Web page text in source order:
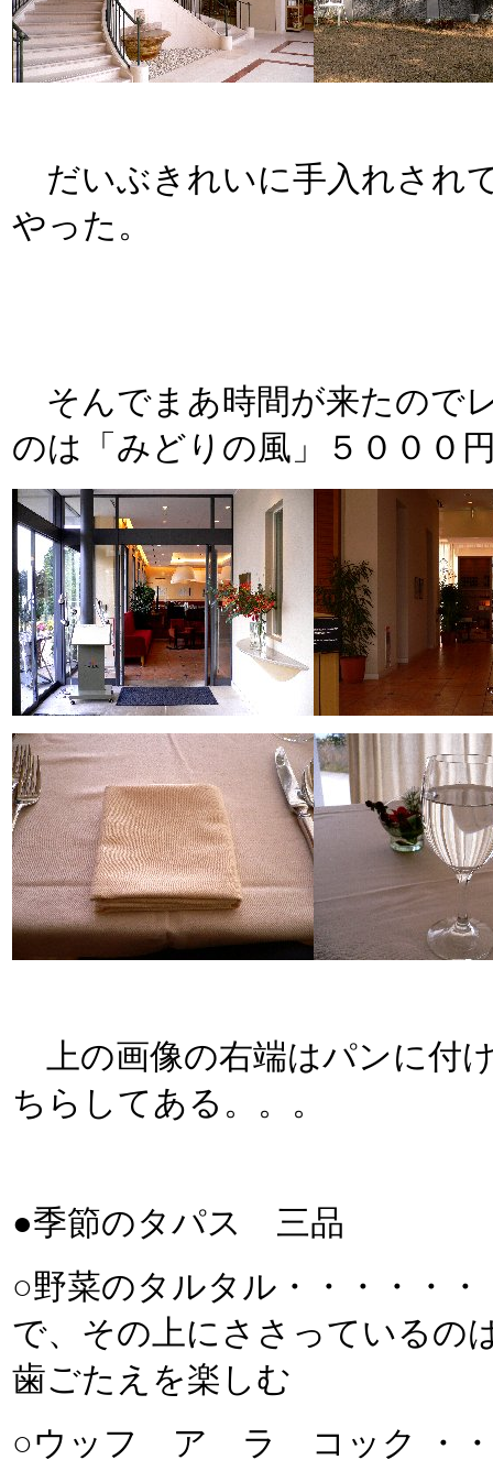
だいぶきれいに手入れされ
やった。
そんでまあ時間が来たので
のは「みどりの風」５０００
上の画像の右端はパンに付
ちらしてある。。。
●季節のタパス 三品
○野菜のタルタル・・・・・
で、その上にささっているの
歯ごたえを楽しむ
○ウッフ ア ラ コック ・・